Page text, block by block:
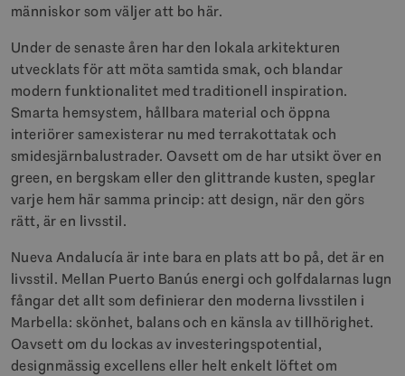
människor som väljer att bo här.
Under de senaste åren har den lokala arkitekturen
utvecklats för att möta samtida smak, och blandar
modern funktionalitet med traditionell inspiration.
Smarta hemsystem, hållbara material och öppna
interiörer samexisterar nu med terrakottatak och
smidesjärnbalustrader. Oavsett om de har utsikt över en
green, en bergskam eller den glittrande kusten, speglar
varje hem här samma princip: att design, när den görs
rätt, är en livsstil.
Nueva Andalucía är inte bara en plats att bo på, det är en
livsstil. Mellan Puerto Banús energi och golfdalarnas lugn
fångar det allt som definierar den moderna livsstilen i
Marbella: skönhet, balans och en känsla av tillhörighet.
Oavsett om du lockas av investeringspotential,
designmässig excellens eller helt enkelt löftet om